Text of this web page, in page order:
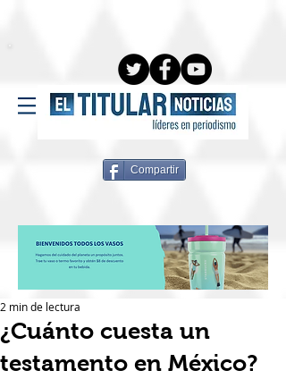
Compartir
¿Cuánto cuesta un
testamento en México?
2 min de lectura